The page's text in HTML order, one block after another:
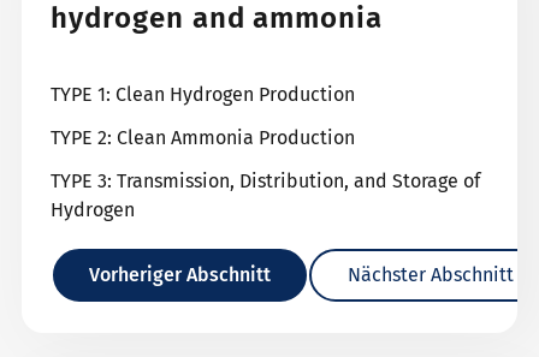
hydrogen and ammonia
TYPE 1: Clean Hydrogen Production
TYPE 2: Clean Ammonia Production
TYPE 3: Transmission, Distribution, and Storage of
Hydrogen
Vorheriger Abschnitt Nächster Abschnitt